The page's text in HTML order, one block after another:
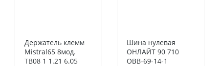
Держатель клемм
Mistral65 8мод.
TB08 1 1.21 6.05
Шина нулевая
ОНЛАЙТ 90 710
OBB-69-14-1